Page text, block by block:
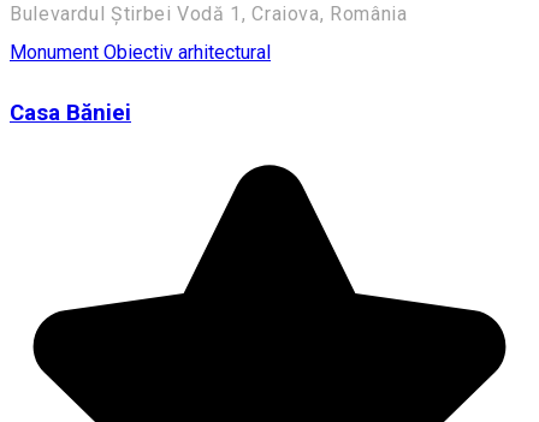
Bulevardul Știrbei Vodă 1, Craiova, România
Monument Obiectiv arhitectural
Casa Băniei